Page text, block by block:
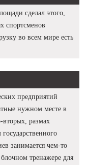
сделал этого,
спортсменов
во всем мире есть
предприятий
нужном месте в
размах
занимается чем-то
тренажере для